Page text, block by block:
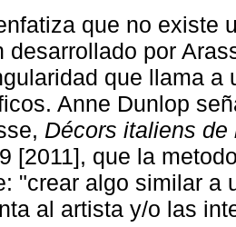
que no existe
desarrollado por
que llama
Anne Dunlop
Décors italiens
[2011], que la
"crear algo similar a
al artista y/o las